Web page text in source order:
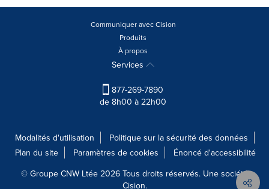
Communiquer avec Cision
Produits
À propos
Services
877-269-7890
de 8h00 à 22h00
Modalités d'utilisation
Politique sur la sécurité des données
Plan du site
Paramètres de cookies
Énoncé d'accessibilité
© Groupe CNW Ltée 2026 Tous droits réservés. Une société
Cision.